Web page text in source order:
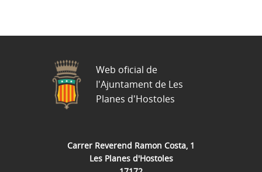
Carrer Reverend Ramon Costa, 1
Les Planes d'Hostoles
Web oficial de
l'Ajuntament de Les
Planes d'Hostoles